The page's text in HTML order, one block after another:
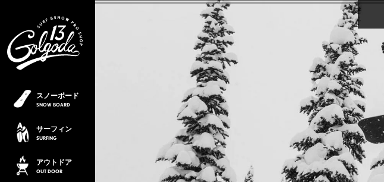
スノーボード
SNOW BOARD
サーフィン
SURFING
アウトドア
OUT DOOR